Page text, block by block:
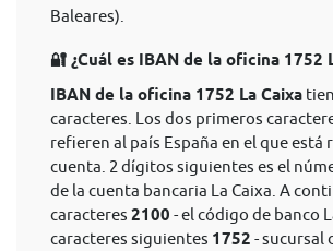
Baleares).
🔐 ¿Cuál es IBAN de la oficina 1752
IBAN de la oficina 1752 La Caixa
caracteres. Los dos primeros
refieren al país España en el que está
cuenta. 2 dígitos siguientes es el
de la cuenta bancaria La Caixa. A
caracteres 2100 - el código de banco
caracteres siguientes 1752 - sucursal